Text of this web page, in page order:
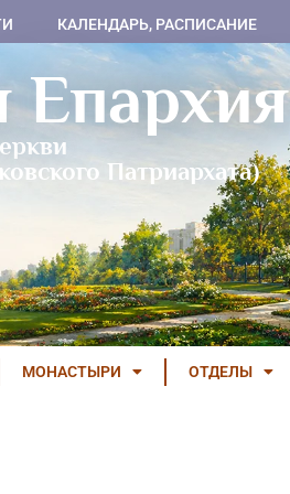
КАЛЕНДАРЬ, РАСПИСАНИЕ
Епархия
Патриархата)
МОНАСТЫРИ ОТДЕЛЫ